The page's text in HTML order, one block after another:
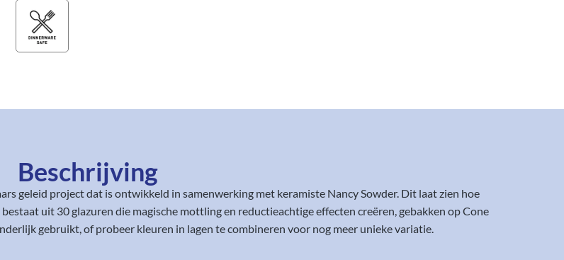
Beschrijving
geleid project dat is ontwikkeld in samenwerking met keramiste Nancy Sowder. Dit laat zien hoe
uit 30 glazuren die magische mottling en reductieachtige effecten creëren, gebakken op Cone
gebruikt, of probeer kleuren in lagen te combineren voor nog meer unieke variatie.